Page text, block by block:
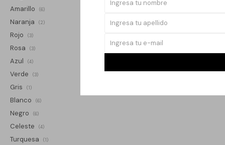
Amarillo (6)
Naranja (2)
Rojo (3)
Rosa (3)
Azul (4)
Verde (3)
Gris (1)
Blanco (6)
Negro (6)
Celeste (4)
Turquesa (1)